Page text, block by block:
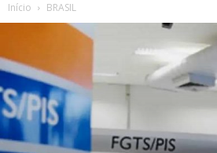
Início BRASIL